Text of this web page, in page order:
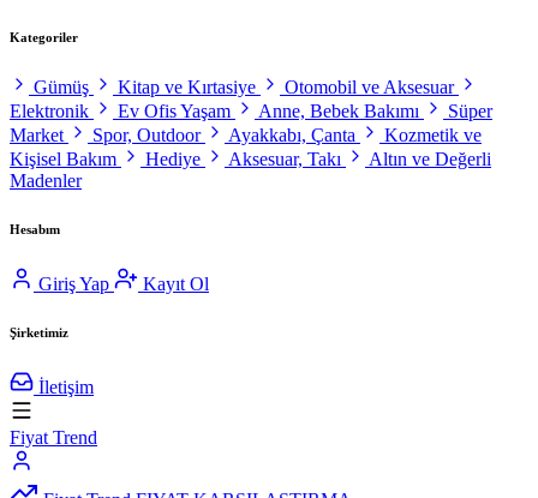
Kategoriler
Gümüş Kitap ve Kırtasiye
Otomobil ve Aksesuar
Elektronik
Ev Ofis Yaşam Anne, Bebek Bakımı
Süper
Market
Spor, Outdoor Ayakkabı, Çanta
Kozmetik ve
Kişisel Bakım
Hediye Aksesuar, Takı
Altın ve Değerli
Madenler
Hesabım
Giriş Yap Kayıt Ol
Şirketimiz
İletişim
Fiyat Trend